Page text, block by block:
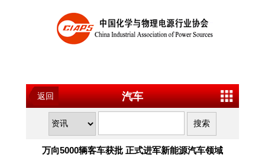
返回 汽车
万向5000辆客车获批 正式进军新能源汽车领域